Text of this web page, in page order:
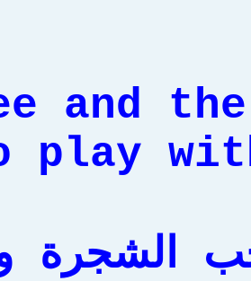
and
play
الشجرة